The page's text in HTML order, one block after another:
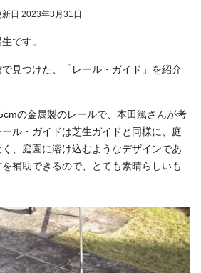
日 2023年3月31日
です。
見つけた、「レール・ガイド」を紹介
の金属製のレールで、本田篤さんが考
ル・ガイドは芝生ガイドと同様に、庭
、庭園に溶け込むようなデザインであ
補助できるので、とても素晴らしいも